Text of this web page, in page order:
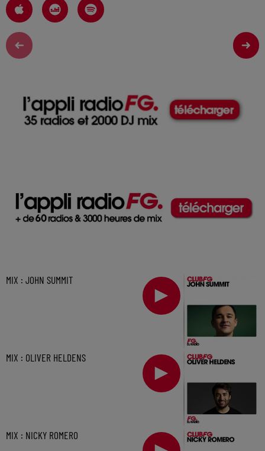
MIX : JOHN SUMMIT
MIX : OLIVER HELDENS
MIX : NICKY ROMERO